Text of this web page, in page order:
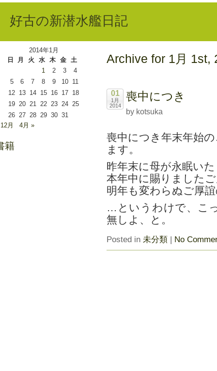
好古の新潜水艦日記
Archive for 1月 1st,
01
1月
2014
喪中につき
by kotsuka
喪中につき年末年始
ます。
昨年末に母が永眠い
本年中に賜りました
明年も変わらぬご厚
…というわけで、こ
無しよ、と。
Posted in 未分類 | No
2014年1月
日
月 火 水 木 金
土
1
2 3
4
5
6 7 8 9 10
11
12 13 14 15 16 17
18
19 20 21 22 23 24 25
26 27 28 29 30 31
月
4月 »
籍